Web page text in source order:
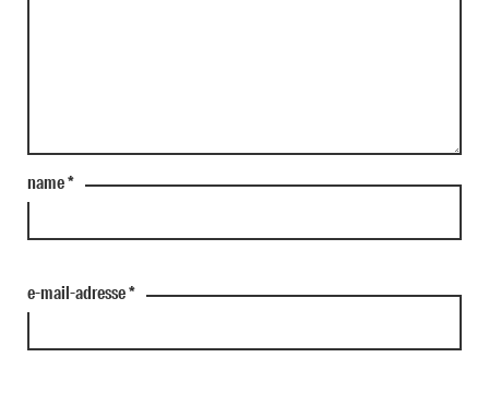
name*
e-mail-adresse*